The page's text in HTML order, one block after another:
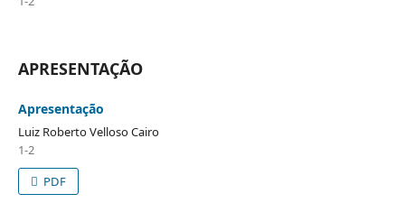
APRESENTAÇÃO
Apresentação
Luiz Roberto Velloso Cairo
1-2
PDF